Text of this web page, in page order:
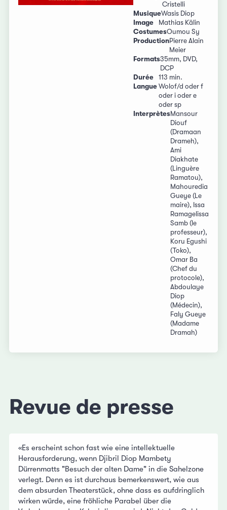
Cristelli
MusiqueWasis Diop
Image
Mathias Kälin
CostumesOumou Sy
ProductionPierre Alain
Meier
Formats35mm, DVD,
DCP
Durée
113 min.
Langue Wolof/d oder f
oder i oder e
oder sp
InterprètesMansour
Diouf
(Dramaan
Drameh),
Ami
Diakhate
(Linguère
Ramatou),
Mahouredia
Gueye (Le
maire), Issa
Ramagelissa
Samb (le
professeur),
Koru Egushi
(Toko),
Omar Ba
(Chef du
protocole),
Abdoulaye
Diop
(Médecin),
Faly Gueye
(Madame
Dramah)
Revue de presse
«Es erscheint schon fast wie eine intellektuelle
Herausforderung, wenn Djibril Diop Mambety
Dürrenmatts "Besuch der alten Dame" in die Sahelzone
verlegt. Denn es ist durchaus bemerkenswert, wie aus
dem absurden Theaterstück, ohne dass es aufdringlich
wirken würde, eine fröhliche Parabel über die